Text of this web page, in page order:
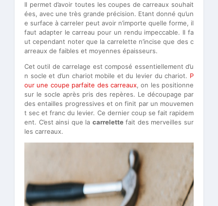
Il permet d’avoir toutes les coupes de carreaux souhait
ées, avec une très grande précision. Etant donné qu’un
e surface à carreler peut avoir n’importe quelle forme, il
faut adapter le carreau pour un rendu impeccable. Il fa
ut cependant noter que la carrelette n’incise que des c
arreaux de faibles et moyennes épaisseurs.
Cet outil de carrelage est composé essentiellement d’u
n socle et d’un chariot mobile et du levier du chariot. P
our une coupe parfaite des carreaux, on les positionne
sur le socle après pris des repères. Le découpage par
des entailles progressives et on finit par un mouvemen
t sec et franc du levier. Ce dernier coup se fait rapidem
ent. C’est ainsi que la carrelettefait des merveilles sur
les carreaux.